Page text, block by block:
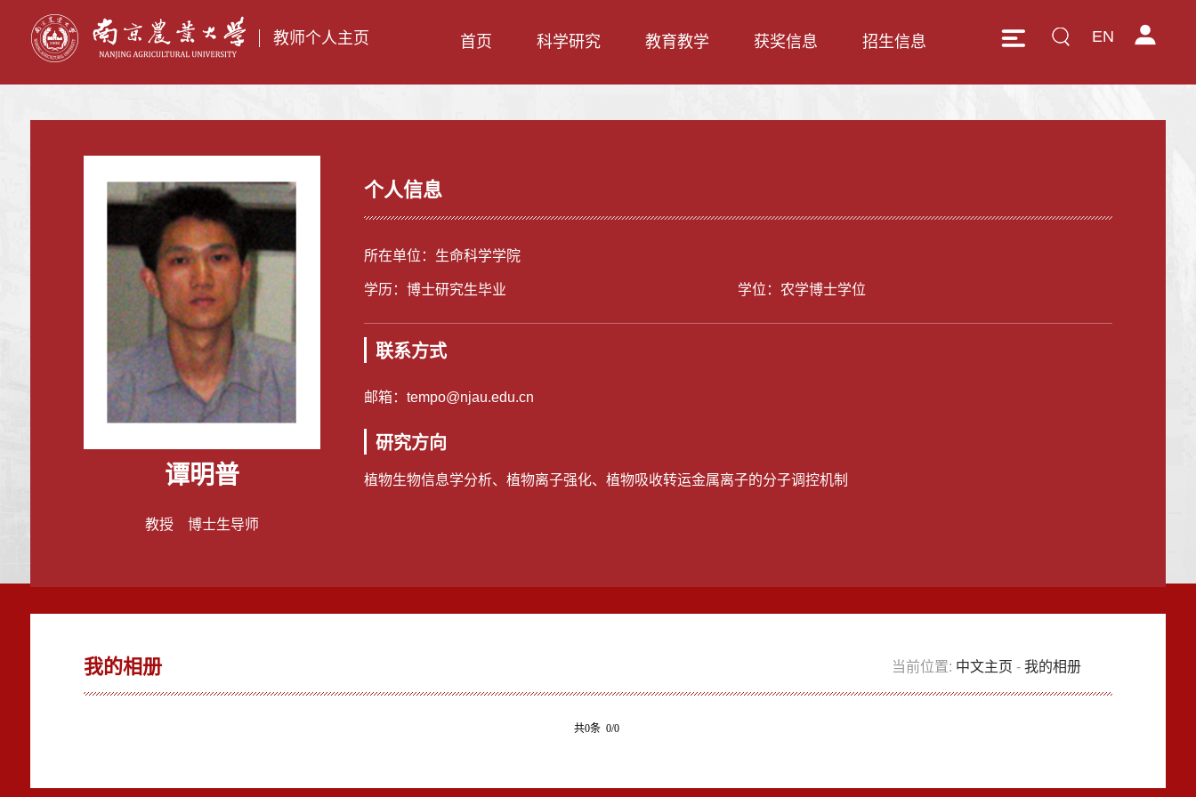
教师个人主页 EN
首页 科学研究 教育教学 获奖信息 招生信息
谭明普
教授 博士生导师
个人信息
所在单位：生命科学学院
学历：博士研究生毕业 学位：农学博士学位
联系方式
邮箱： tempo@njau.edu.cn
研究方向
植物生物信息学分析、植物离子强化、植物吸收转运金属离子的分子调控机制
我的相册 当前位置: 中文主页 -我的相册
共0条 0/0